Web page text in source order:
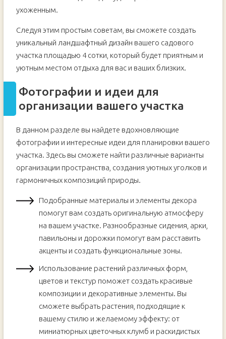
ухоженным.
Следуя этим простым советам, вы сможете создать
уникальный ландшафтный дизайн вашего садового
участка площадью 4 сотки, который будет приятным и
уютным местом отдыха для вас и ваших близких.
Фотографии и идеи для
организации вашего участка
В данном разделе вы найдете вдохновляющие
фотографии и интересные идеи для планировки вашего
участка. Здесь вы сможете найти различные варианты
организации пространства, создания уютных уголков и
гармоничных композиций природы.
Подобранные материалы и элементы декора
помогут вам создать оригинальную атмосферу
на вашем участке. Разнообразные сидения, арки,
павильоны и дорожки помогут вам расставить
акценты и создать функциональные зоны.
Использование растений различных форм,
цветов и текстур поможет создать красивые
композиции и декоративные элементы. Вы
сможете выбрать растения, подходящие к
вашему стилю и желаемому эффекту: от
миниатюрных цветочных клумб и раскидистых